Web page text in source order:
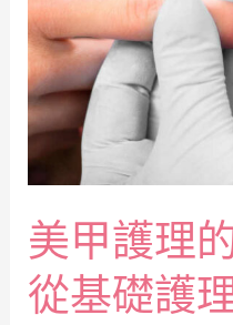
美甲護理
從基礎護